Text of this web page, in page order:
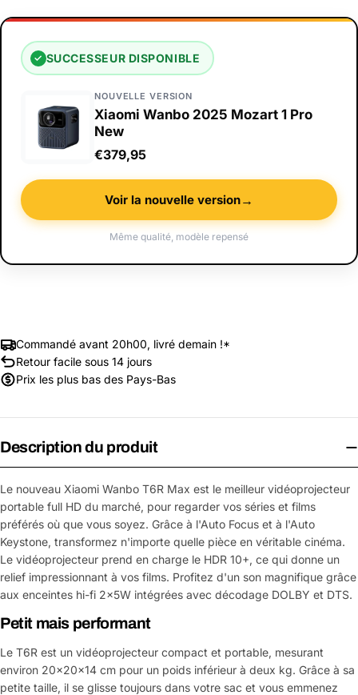
✓ SUCCESSEUR DISPONIBLE
NOUVELLE VERSION
Xiaomi Wanbo 2025 Mozart 1 Pro
New
€379,95
Voir la nouvelle version→
Même qualité, modèle repensé
Commandé avant 20h00, livré demain !*
Retour facile sous 14 jours
Prix les plus bas des Pays-Bas
Description du produit
Le nouveau Xiaomi Wanbo T6R Max est le meilleur vidéoprojecteur
portable full HD du marché, pour regarder vos séries et films
préférés où que vous soyez. Grâce à l'Auto Focus et à l'Auto
Keystone, transformez n'importe quelle pièce en véritable cinéma.
Le vidéoprojecteur prend en charge le HDR 10+, ce qui donne un
relief impressionnant à vos films. Profitez d'un son magnifique grâce
aux enceintes hi-fi 2x5W intégrées avec décodage DOLBY et DTS.
Petit mais performant
Le T6R est un vidéoprojecteur compact et portable, mesurant
environ 20x20x14 cm pour un poids inférieur à deux kg. Grâce à sa
petite taille, il se glisse toujours dans votre sac et vous emmenez